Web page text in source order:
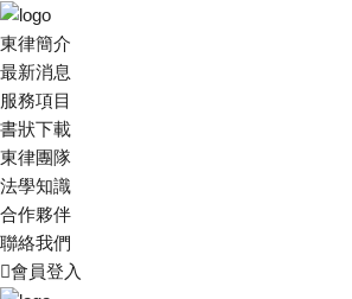
東律簡介
最新消息
服務項目
書狀下載
東律團隊
法學知識
合作夥伴
聯絡我們
會員登入